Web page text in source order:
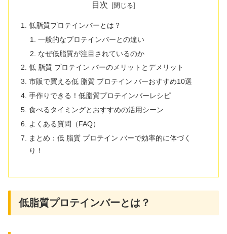
目次
低脂質プロテインバーとは？
一般的なプロテインバーとの違い
なぜ低脂質が注目されているのか
低 脂質 プロテイン バーのメリットとデメリット
市販で買える低 脂質 プロテイン バーおすすめ10選
手作りできる！低脂質プロテインバーレシピ
食べるタイミングとおすすめの活用シーン
よくある質問（FAQ）
まとめ：低 脂質 プロテイン バーで効率的に体づく
り！
低脂質プロテインバーとは？